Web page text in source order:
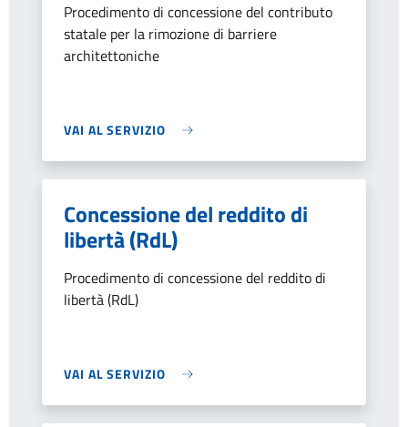
Procedimento di concessione del contributo
statale per la rimozione di barriere
architettoniche
VAI AL SERVIZIO
Concessione del reddito di
libertà (RdL)
Procedimento di concessione del reddito di
libertà (RdL)
VAI AL SERVIZIO